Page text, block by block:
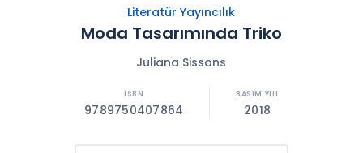
Literatür Yayıncılık
Moda Tasarımında Triko
Juliana Sissons
9789750407864 2018